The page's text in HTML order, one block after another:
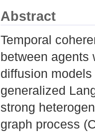
Abstract
Temporal
between agents
diffusion
generalized
strong
graph process